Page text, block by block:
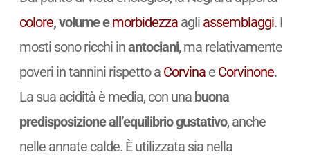
colore, volume emorbidezzaagli assemblaggi. I
mosti sono ricchi inantociani, ma relativamente
poveri in tannini rispetto a Corvinae Corvinone.
La sua acidità è media, con una buona
predisposizione all’equilibrio gustativo, anche
nelle annate calde. È utilizzata sia nella